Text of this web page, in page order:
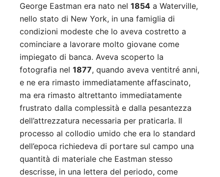
George Eastman era nato nel 1854 a Waterville,
nello stato di New York, in una famiglia di
condizioni modeste che lo aveva costretto a
cominciare a lavorare molto giovane come
impiegato di banca. Aveva scoperto la
fotografia nel 1877, quando aveva ventitré anni,
e ne era rimasto immediatamente affascinato,
ma era rimasto altrettanto immediatamente
frustrato dalla complessità e dalla pesantezza
dell’attrezzatura necessaria per praticarla. Il
processo al collodio umido che era lo standard
dell’epoca richiedeva di portare sul campo una
quantità di materiale che Eastman stesso
descrisse, in una lettera del periodo, come